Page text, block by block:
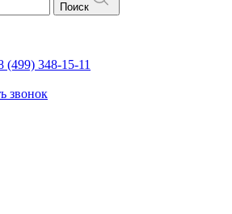
Поиск
(499) 348-15-11
звонок